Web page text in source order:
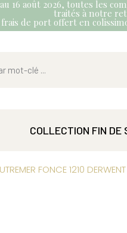
16 août 2026, toutes les
traités à notre
de port offert en
COLLECTION FIN DE
FONCE 1210